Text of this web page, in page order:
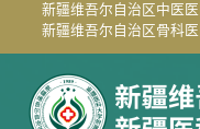
新疆维吾尔自治区中医
新疆维吾尔自治区骨科